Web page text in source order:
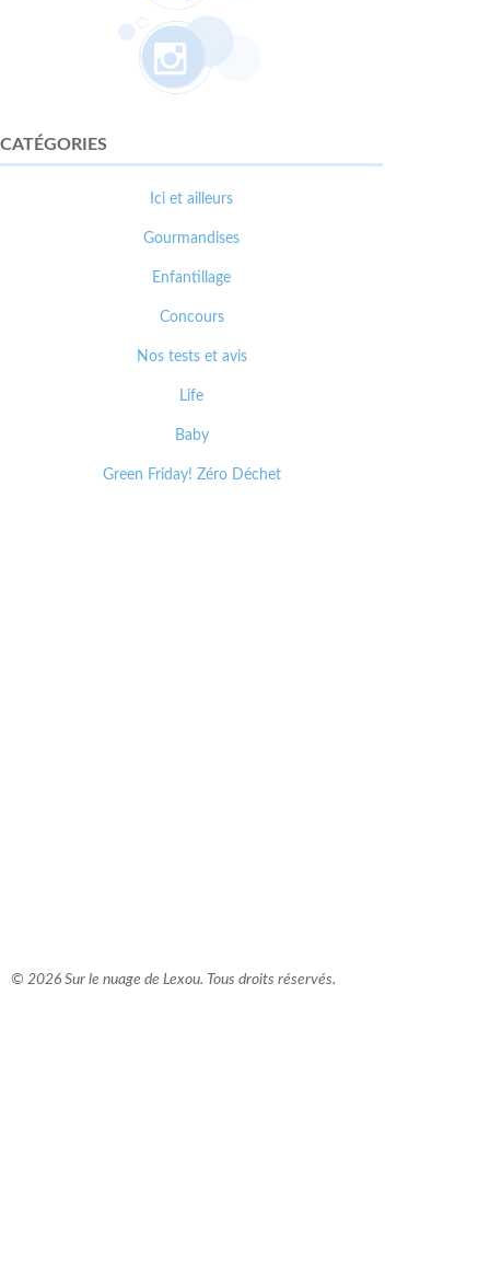
CATÉGORIES
Ici et ailleurs
Gourmandises
Enfantillage
Concours
Nos tests et avis
Life
Baby
Green Friday! Zéro Déchet
© 2026 Sur le nuage de Lexou. Tous droits réservés.